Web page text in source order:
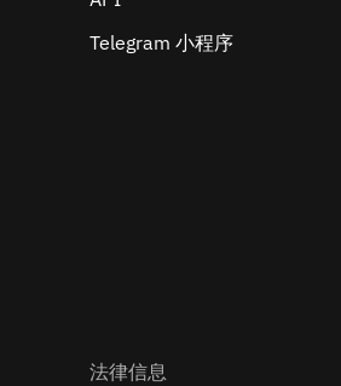
Telegram 小程序
法律信息